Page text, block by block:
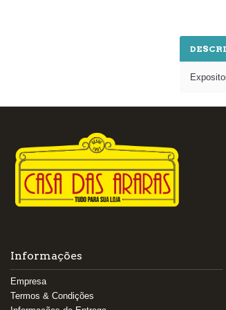
Informações
Empresa
Termos & Condições